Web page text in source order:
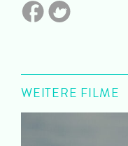
WEITERE FILME